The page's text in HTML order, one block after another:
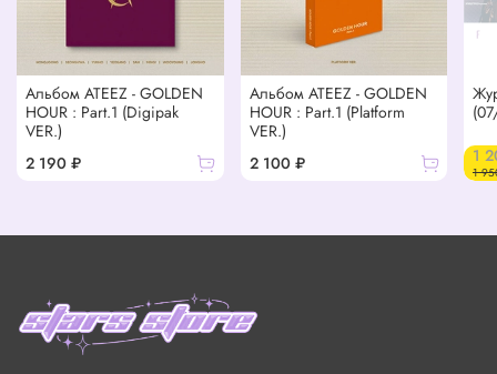
Альбом ATEEZ - GOLDEN
HOUR : Part.1 (Digipak
VER.)
2 190 ₽
Альбом ATEEZ - GOLDEN
HOUR : Part.1 (Platform
VER.)
2 100 ₽
1
1